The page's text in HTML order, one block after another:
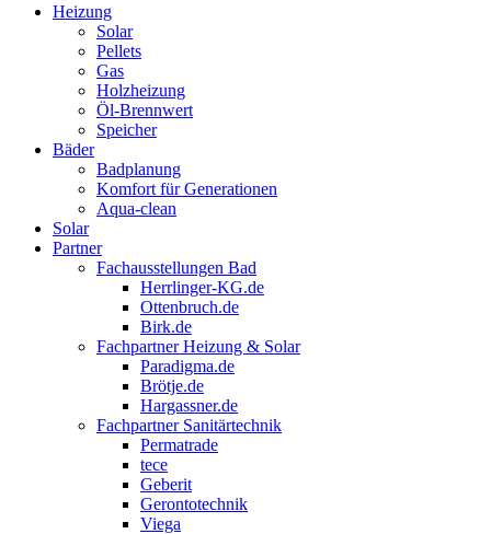
Heizung
Solar
Pellets
Gas
Holzheizung
Öl-Brennwert
Speicher
Bäder
Badplanung
Komfort für Generationen
Aqua-clean
Solar
Partner
Fachausstellungen Bad
Herrlinger-KG.de
Ottenbruch.de
Birk.de
Fachpartner Heizung & Solar
Paradigma.de
Brötje.de
Hargassner.de
Fachpartner Sanitärtechnik
Permatrade
tece
Geberit
Gerontotechnik
Viega